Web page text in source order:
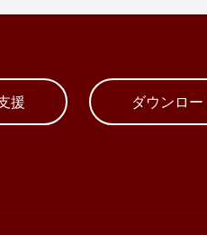
援 ダウンロー